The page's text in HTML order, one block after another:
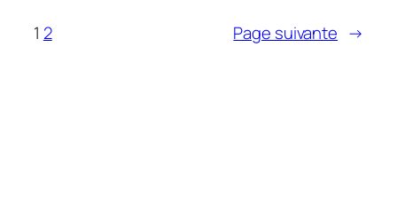
1 2 Page suivante →